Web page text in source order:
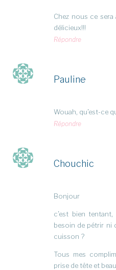
Chez nous ce sera
délicieux!!!
Répondre
Pauline
Wouah, qu’est-ce
Répondre
Chouchic
Bonjour
c’est bien
besoin de pétrir ni
cuisson ?
Tous mes
prise de tête et